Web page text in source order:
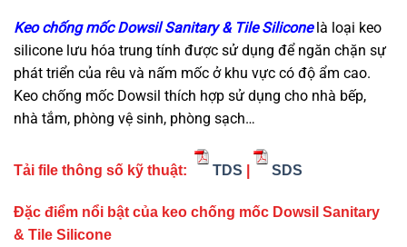
Keo chống mốc Dowsil Sanitary & Tile Siliconelà loại keo
silicone lưu hóa trung tính được sử dụng để ngăn chặn sự
phát triển của rêu và nấm mốc ở khu vực có độ ẩm cao.
Keo chống mốc Dowsil thích hợp sử dụng cho nhà bếp,
nhà tắm, phòng vệ sinh, phòng sạch…
Tải file thông số kỹ thuật: TDS SDS
Đặc điểm nổi bật của keo chống mốc Dowsil Sanitary
& Tile Silicone